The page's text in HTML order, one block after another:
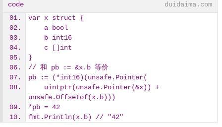
code
duidaima.com
var x struct {
    a bool
    b int16
    c []int
}
// 和 pb := &x.b 等价
pb := (*int16)(unsafe.Pointer(
unsafe.Offsetof(x.b)))
*pb = 42
fmt.Println(x.b) // "42"